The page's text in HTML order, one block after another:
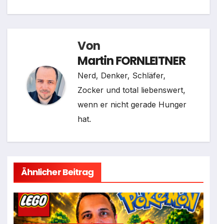
Von
Martin FORNLEITNER
Nerd, Denker, Schläfer,
Zocker und total liebenswert,
wenn er nicht gerade Hunger
hat.
Ähnlicher Beitrag